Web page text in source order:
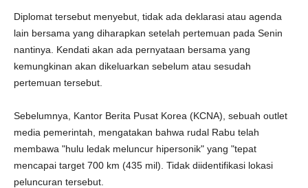
Diplomat tersebut menyebut, tidak ada deklarasi atau agenda
lain bersama yang diharapkan setelah pertemuan pada Senin
nantinya. Kendati akan ada pernyataan bersama yang
kemungkinan akan dikeluarkan sebelum atau sesudah
pertemuan tersebut.
Sebelumnya, Kantor Berita Pusat Korea (KCNA), sebuah outlet
media pemerintah, mengatakan bahwa rudal Rabu telah
membawa "hulu ledak meluncur hipersonik" yang "tepat
mencapai target 700 km (435 mil). Tidak diidentifikasi lokasi
peluncuran tersebut.